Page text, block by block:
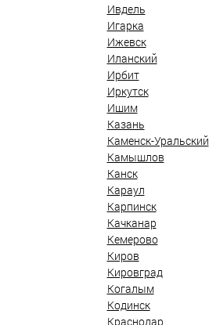
Ивдель
Игарка
Ижевск
Иланский
Ирбит
Иркутск
Ишим
Казань
Каменск-Уральский
Камышлов
Канск
Караул
Карпинск
Качканар
Кемерово
Киров
Кировград
Когалым
Кодинск
Краснодар